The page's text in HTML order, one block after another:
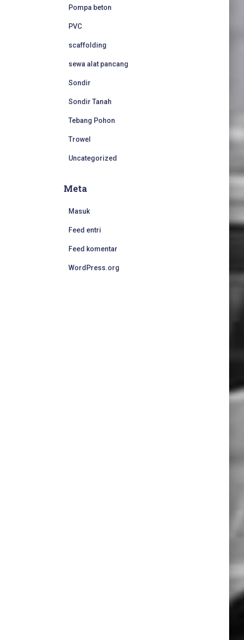
Pompa beton
PVC
scaffolding
sewa alat pancang
Sondir
Sondir Tanah
Tebang Pohon
Trowel
Uncategorized
Meta
Masuk
Feed entri
Feed komentar
WordPress.org